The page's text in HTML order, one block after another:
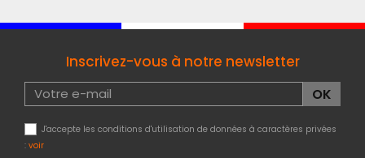
Inscrivez-vous à notre newsletter
J'accepte les conditions d'utilisation de données à caractères privées
: voir